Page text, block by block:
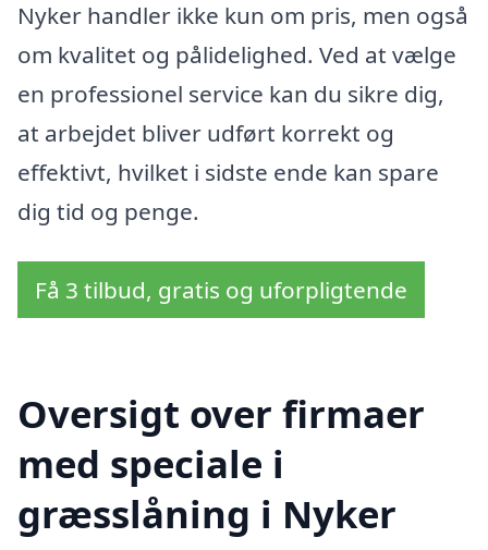
Nyker handler ikke kun om pris, men også
om kvalitet og pålidelighed. Ved at vælge
en professionel service kan du sikre dig,
at arbejdet bliver udført korrekt og
effektivt, hvilket i sidste ende kan spare
dig tid og penge.
Få 3 tilbud, gratis og uforpligtende
Oversigt over firmaer
med speciale i
græsslåning i Nyker